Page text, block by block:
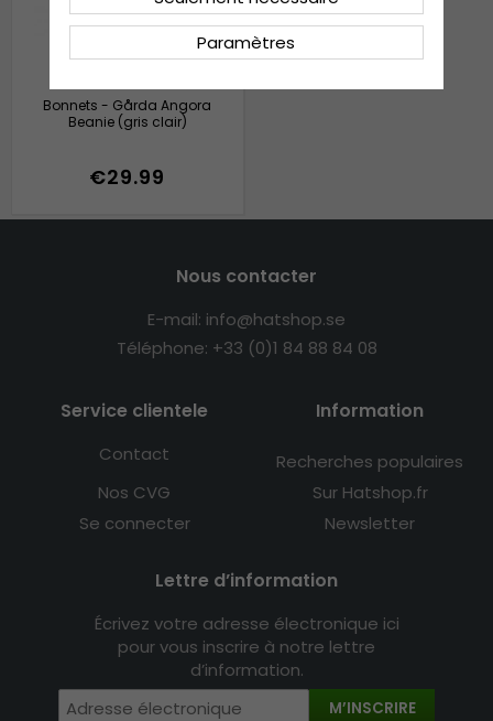
Bonnets - Gårda Angora
Beanie (gris clair)
€29.99
Nous contacter
E-mail: info@hatshop.se
Téléphone: +33 (0)1 84 88 84 08
Service clientele
Contact
Nos CVG
Se connecter
Information
Recherches populaires
Sur Hatshop.fr
Newsletter
Lettre d’information
Écrivez votre adresse électronique ici
pour vous inscrire à notre lettre
d’information.
M’INSCRIRE
Paramètres